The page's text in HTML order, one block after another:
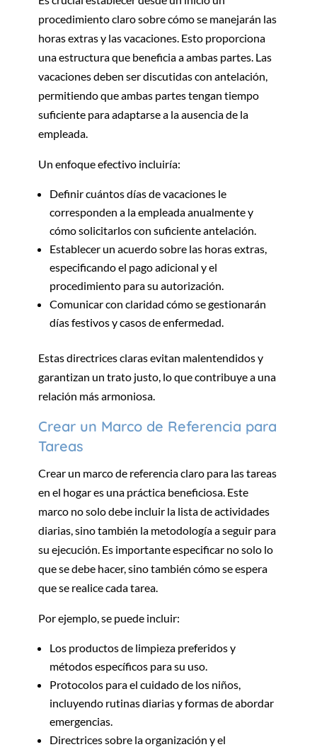
procedimiento claro sobre cómo se manejarán las
horas extras y las vacaciones. Esto proporciona
una estructura que beneficia a ambas partes. Las
vacaciones deben ser discutidas con antelación,
permitiendo que ambas partes tengan tiempo
suficiente para adaptarse a la ausencia de la
empleada.
Un enfoque efectivo incluiría:
Definir cuántos días de vacaciones le
corresponden a la empleada anualmente y
cómo solicitarlos con suficiente antelación.
Establecer un acuerdo sobre las horas extras,
especificando el pago adicional y el
procedimiento para su autorización.
Comunicar con claridad cómo se gestionarán
días festivos y casos de enfermedad.
Estas directrices claras evitan malentendidos y
garantizan un trato justo, lo que contribuye a una
relación más armoniosa.
Crear un Marco de Referencia para
Tareas
Crear un marco de referencia claro para las tareas
en el hogar es una práctica beneficiosa. Este
marco no solo debe incluir la lista de actividades
diarias, sino también la metodología a seguir para
su ejecución. Es importante especificar no solo lo
que se debe hacer, sino también cómo se espera
que se realice cada tarea.
Por ejemplo, se puede incluir:
Los productos de limpieza preferidos y
métodos específicos para su uso.
Protocolos para el cuidado de los niños,
incluyendo rutinas diarias y formas de abordar
emergencias.
Directrices sobre la organización y el